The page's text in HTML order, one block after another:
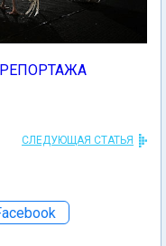
СЛЕДУЮЩАЯ СТАТЬЯ